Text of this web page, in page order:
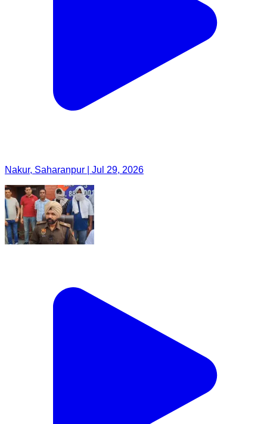
Nakur, Saharanpur | Jul 29, 2026